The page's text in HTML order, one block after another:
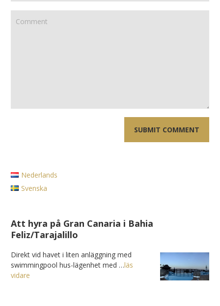
Nederlands
Svenska
Att hyra på Gran Canaria i Bahia
Feliz/Tarajalillo
Direkt vid havet i liten anläggning med
swimmingpool hus-lägenhet med …läs
vidare